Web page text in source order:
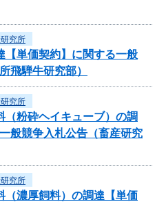
究所
【単価契約】に関する一般
飛騨牛研究部）
究所
粉砕ヘイキューブ）の調
般競争入札公告（畜産研究
究所
（濃厚飼料）の調達【単価